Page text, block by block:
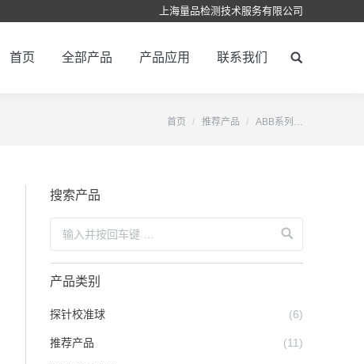
上海量品检测技术服务有限公司
首页 全部产品 产品应用 联系我们
首页 推荐产品 ABB系列…
搜索产品
产品类别
探针校准球 (6)
推荐产品 (11)